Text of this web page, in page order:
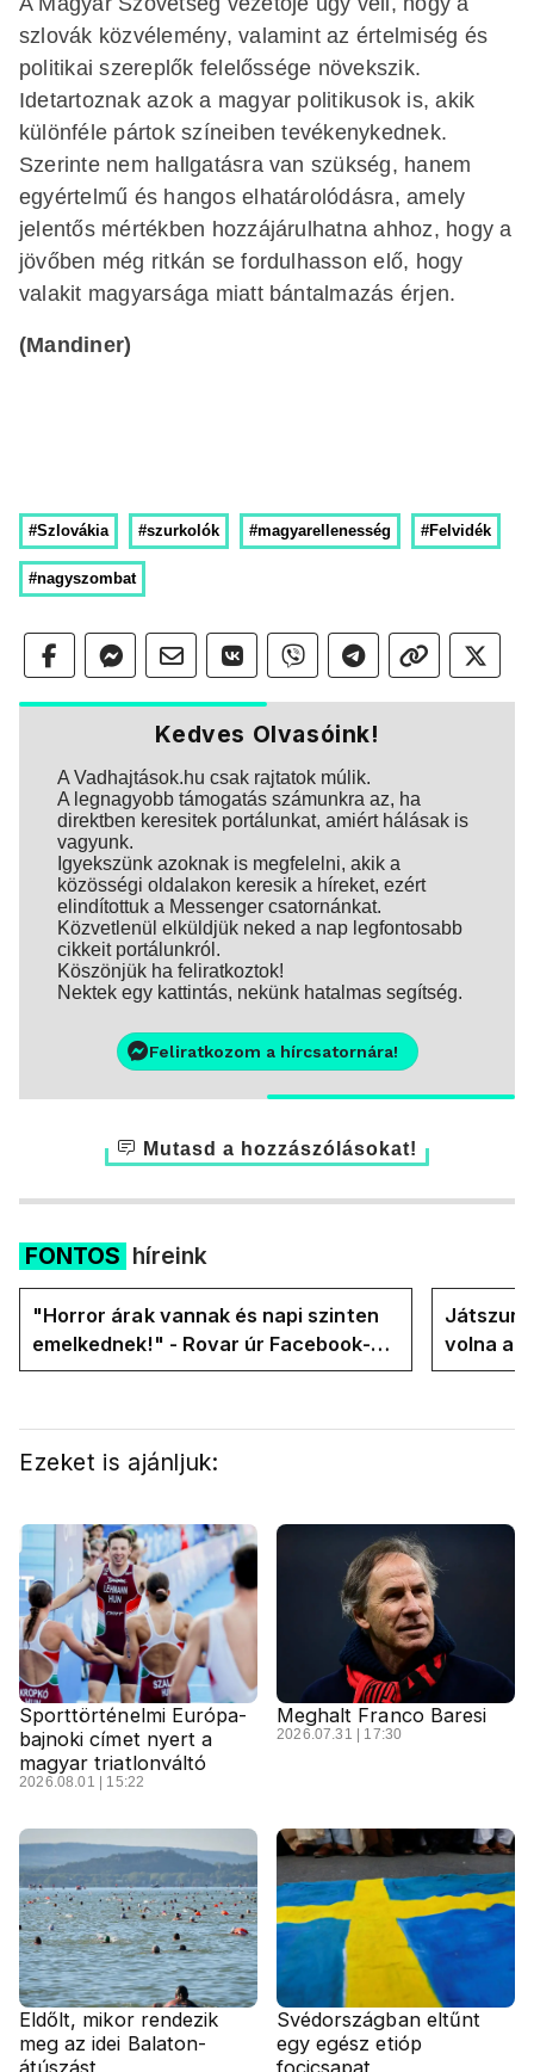
szlovák közvélemény, valamint az értelmiség és
politikai szereplők felelőssége növekszik.
Idetartoznak azok a magyar politikusok is, akik
különféle pártok színeiben tevékenykednek.
Szerinte nem hallgatásra van szükség, hanem
egyértelmű és hangos elhatárolódásra, amely
jelentős mértékben hozzájárulhatna ahhoz, hogy a
jövőben még ritkán se fordulhasson elő, hogy
valakit magyarsága miatt bántalmazás érjen.
(Mandiner)
#Szlovákia #szurkolók #magyarellenesség #Felvidék
#nagyszombat
Kedves Olvasóink!
A Vadhajtások.hu csak rajtatok múlik.
A legnagyobb támogatás számunkra az, ha
direktben keresitek portálunkat, amiért hálásak is
vagyunk.
Igyekszünk azoknak is megfelelni, akik a
közösségi oldalakon keresik a híreket, ezért
elindítottuk a Messenger csatornánkat.
Közvetlenül elküldjük neked a nap legfontosabb
cikkeit portálunkról.
Köszönjük ha feliratkoztok!
Nektek egy kattintás, nekünk hatalmas segítség.
Feliratkozom a hírcsatornára!
Mutasd a hozzászólásokat!
FONTOS híreink
"Horror árak vannak és napi szinten
emelkednek!" - Rovar úr Facebook-
oldalán lázadnak a Tiszások
volna az
Ezeket is ajánljuk:
Sporttörténelmi Európa-
bajnoki címet nyert a
magyar triatlonváltó
2026.08.01 | 15:22
Meghalt Franco Baresi
2026.07.31 | 17:30
Eldőlt, mikor rendezik
meg az idei Balaton-
átúszást
Svédországban eltűnt
egy egész etióp
focicsapat